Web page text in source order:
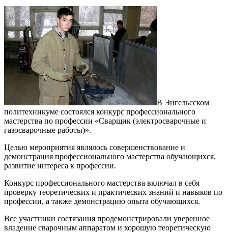
В Энгельсском
политехникуме состоялся конкурс профессионального
мастерства по профессии «Сварщик (электросварочные и
газосварочные работы)».
Целью мероприятия являлось совершенствование и
демонстрация профессионального мастерства обучающихся,
развитие интереса к профессии.
Конкурс профессионального мастерства включал в себя
проверку теоретических и практических знаний и навыков по
профессии, а также демонстрацию опыта обучающихся.
Все участники состязания продемонстрировали уверенное
владение сварочным аппаратом и хорошую теоретическую